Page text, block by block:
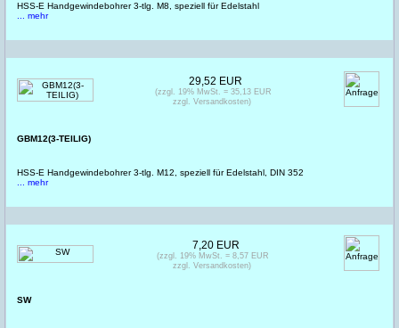
HSS-E Handgewindebohrer 3-tlg. M8, speziell für Edelstahl
... mehr
GBM12(3-TEILIG)
HSS-E Handgewindebohrer 3-tlg. M12, speziell für Edelstahl, DIN 352
... mehr
29,52 EUR
(zzgl. 19% MwSt. = 35,13 EUR
zzgl. Versandkosten)
SW
7,20 EUR
(zzgl. 19% MwSt. = 8,57 EUR
zzgl. Versandkosten)